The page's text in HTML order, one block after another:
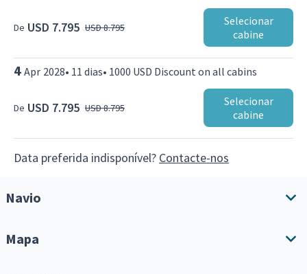
Navio
Mapa
De USD 7.795 USD 8.795
Selecionar
cabine
4 Apr 2028• 11 dias• 1000 USD Discount on all cabins
De USD 7.795 USD 8.795
Selecionar
cabine
Data preferida indisponível? Contacte-nos